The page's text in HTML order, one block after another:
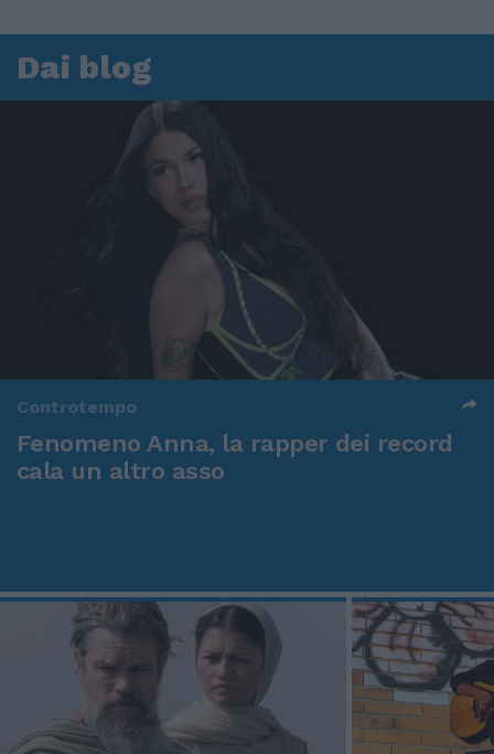
Dai blog
Controtempo
Fenomeno Anna, la rapper dei record
cala un altro asso